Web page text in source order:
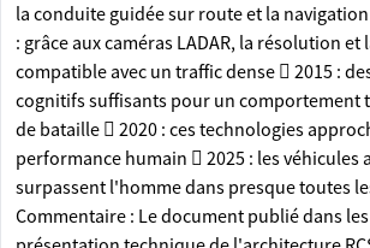
la conduite guidée sur route et la
: grâce aux caméras LADAR, la résolution et
compatible avec un traffic dense  2015 :
cognitifs suffisants pour un comportement
de bataille  2020 : ces technologies
performance humain  2025 : les véhicules
surpassent l'homme dans presque toutes
Commentaire : Le document publié dans